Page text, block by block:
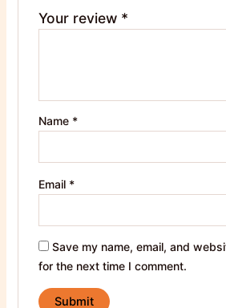
Your review *
Name *
Email *
Save my name, email, and
for the next time I comment.